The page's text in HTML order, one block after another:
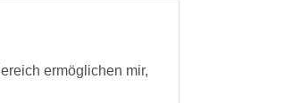
ermöglichen mir,